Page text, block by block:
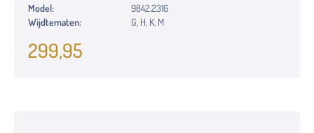
Model:
9842.2316
Wijdtematen:
G, H, K, M
299,95